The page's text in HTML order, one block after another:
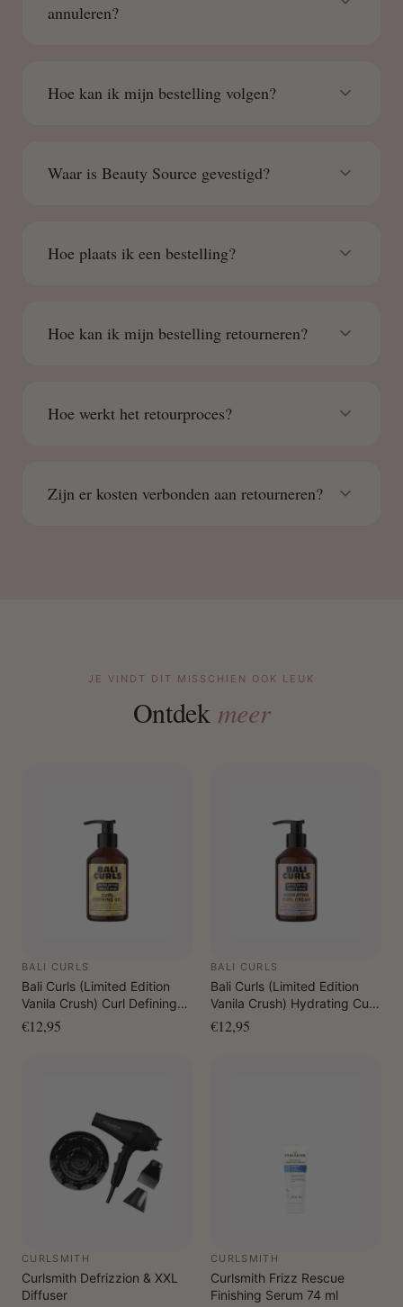
annuleren?
Hoe kan ik mijn bestelling volgen?
Waar is Beauty Source gevestigd?
Hoe plaats ik een bestelling?
Hoe kan ik mijn bestelling retourneren?
Hoe werkt het retourproces?
Zijn er kosten verbonden aan retourneren?
JE VINDT DIT MISSCHIEN OOK LEUK
Ontdek meer
BALI CURLS
Bali Curls (Limited Edition
Vanila Crush) Curl Defining
Gel 150 ml
€12,95
BALI CURLS
Bali Curls (Limited Edition
Vanila Crush) Hydrating Curl
Cream 150 ml
€12,95
CURLSMITH
Curlsmith Defrizzion & XXL
Diffuser
CURLSMITH
Curlsmith Frizz Rescue
Finishing Serum 74 ml